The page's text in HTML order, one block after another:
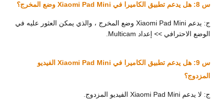
س 8: هل يدعم تطبيق الكاميرا في Xiaomi Pad Mini وضع المخرج؟
ج: يدعم Xiaomi Pad Mini وضع المخرج ، والذي يمكن العثور عليه في
الوضع الاحترافي >> إعداد Multicam.
س 9: هل يدعم تطبيق الكاميرا في Xiaomi Pad Mini الفيديو
المزدوج؟
ج: لا يدعم Xiaomi Pad Mini الفيديو المزدوج.